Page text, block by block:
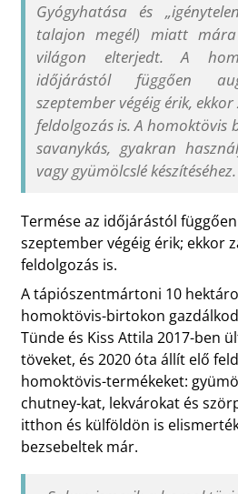
Gyógyhatása és
talajon megél) miatt
világon elterjedt. A
időjárástól függően
szeptember végéig érik,
feldolgozás is. A homoktövis
savanykás, gyakran
vagy gyümölcslé készítéséhez.
Termése az időjárástól
szeptember végéig érik; ekkor
feldolgozás is.
A tápiószentmártoni 10
homoktövis-birtokon
Tünde és Kiss Attila 2017-ben
töveket, és 2020 óta állít elő
homoktövis-termékeket:
chutney-kat, lekvárokat és
itthon és külföldön is
bezsebeltek már.